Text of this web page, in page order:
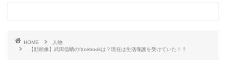
HOME
人物
【顔画像】武田信晴のfacebookは？現在は生活保護を受けていた！？